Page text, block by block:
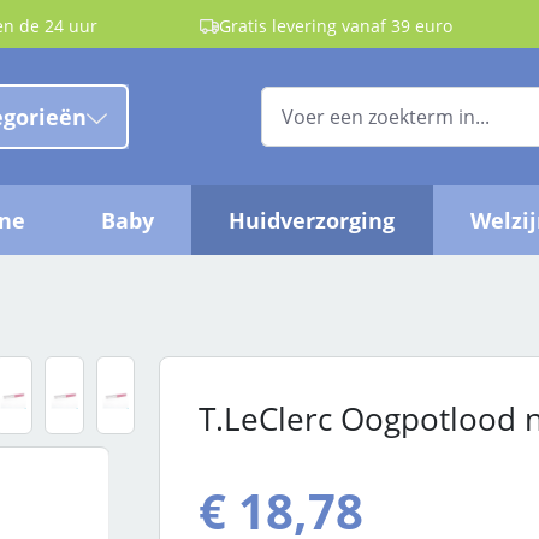
de 24 uur Gratis levering vanaf 39 euro
Baby Huidverzorging
T.LeClerc Oogpotlood
€ 18,78